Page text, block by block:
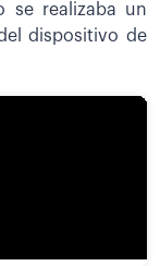
se realizaba un
dispositivo de